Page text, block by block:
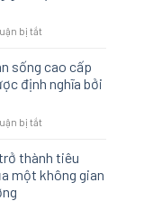
bị tắtở
công
nghiệp
còn
lựa
thay
sống cao cấp
định nghĩa bởi
bị tắtở
không
gian
sống
thành tiêu
một không gian